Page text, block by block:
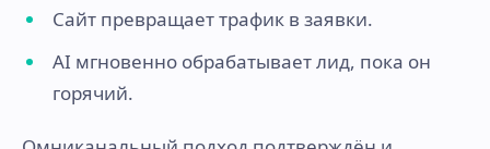
Сайт превращает трафик в заявки.
AI мгновенно обрабатывает лид, пока он
горячий.